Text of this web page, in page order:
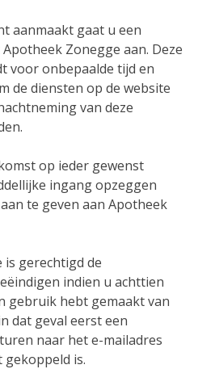
aanmaakt gaat u een
Zonegge aan. Deze
voor onbepaalde tijd en
de diensten op de website
van deze
op ieder gewenst
ingang opzeggen
te geven aan Apotheek
gerechtigd de
indien u achttien
gebruik hebt gemaakt van
dat geval eerst een
naar het e-mailadres
gekoppeld is.